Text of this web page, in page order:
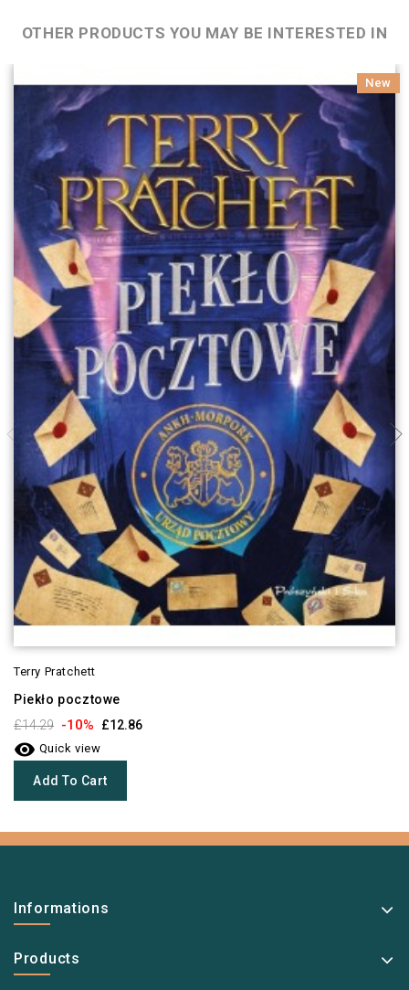
OTHER PRODUCTS YOU MAY BE INTERESTED IN
New
Terry Pratchett
Piekło pocztowe
£14.29 -10% £12.86
 Quick view
Add To Cart
Informations
Products